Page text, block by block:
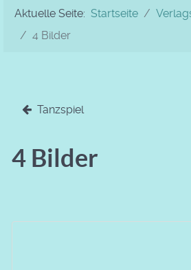
Aktuelle Seite: Startseite
4 Bilder
Tanzspiel
4 Bilder